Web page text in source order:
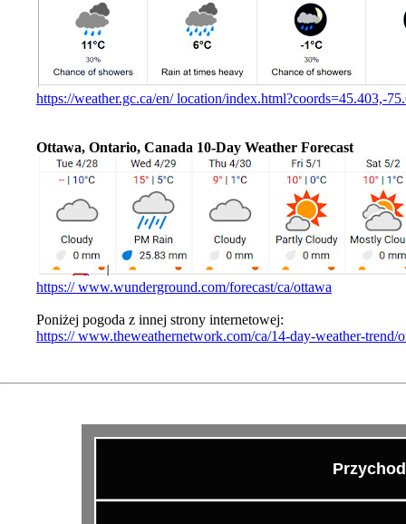
https://weather.gc.ca/en/ location/index.html?coords=45.403,-
Ottawa, Ontario, Canada 10-Day Weather Forecast
https:// www.wunderground.com/forecast/ca/ottawa
Poniżej pogoda z innej strony internetowej:
https:// www.theweathernetwork.com/ca/14-day-weather-trend/